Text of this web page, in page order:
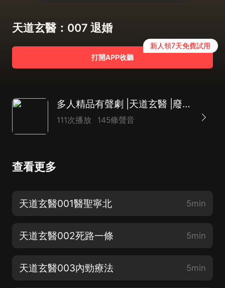
天道玄醫：007 退婚
打開APP收聽
新人領7天免費試用
多人精品有聲劇 |天道玄醫 |廢柴逆襲 |贅婿 |VIP
111次播放 145條聲音
查看更多
天道玄醫001醫聖寧北 5min
天道玄醫002死路一條 5min
天道玄醫003內勁療法 5min